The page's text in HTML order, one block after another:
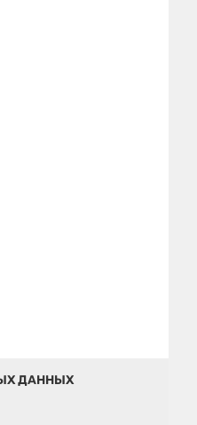
ДАННЫХ